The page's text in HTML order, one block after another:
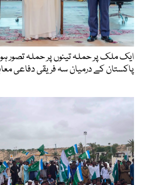
ایک ملک پر حملہ تینوں پر حملہ تصور
پاکستان کے درمیان سہ فریقی دفاعی